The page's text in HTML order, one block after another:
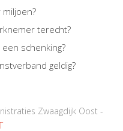
terecht?
schenking?
geldig?
Zwaagdijk Oost -